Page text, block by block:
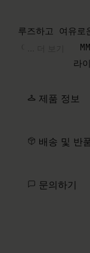
루즈하고 여유
이스트밴드의
라
제품 정보
배송 및 반
문의하기